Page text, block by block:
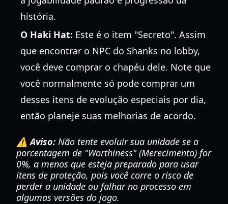
história.
O Haki Hat: Este é o item "Secreto". Assim
que encontrar o NPC do Shanks no lobby,
você deve comprar o chapéu dele. Note que
você normalmente só pode comprar um
desses itens de evolução especiais por dia,
então planeje suas melhorias de acordo.
⚠️ Aviso: Não tente evoluir sua unidade se a
porcentagem de "Worthiness" (Merecimento) for
0%, a menos que esteja preparado para usar
itens de proteção, pois você corre o risco de
perder a unidade ou falhar no processo em
algumas versões do jogo.